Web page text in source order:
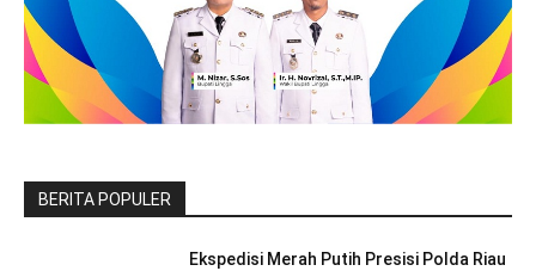
BERITA POPULER
Ekspedisi Merah Putih Presisi Polda Riau